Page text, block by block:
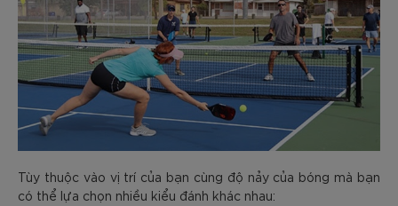
Tùy thuộc vào vị trí của bạn cùng độ nảy của bóng mà bạn
có thể lựa chọn nhiều kiểu đánh khác nhau: